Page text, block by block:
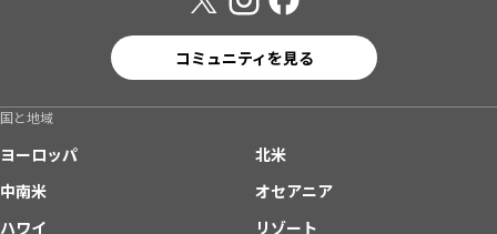
コミュニティを見る
国と地域
ヨーロッパ
北米
中南米
オセアニア
ハワイ
リゾート